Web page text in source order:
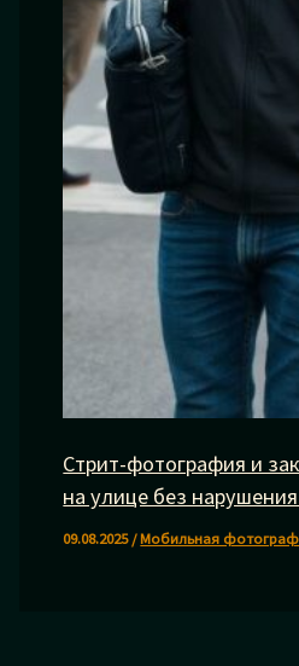
Стрит-фотография и
на улице без
09.08.2025/Мобильная